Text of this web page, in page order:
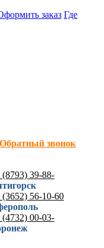
заказ Где
Обратный звонок
(8793) 39-88-
(3652) 56-10-60
(4732) 00-03-